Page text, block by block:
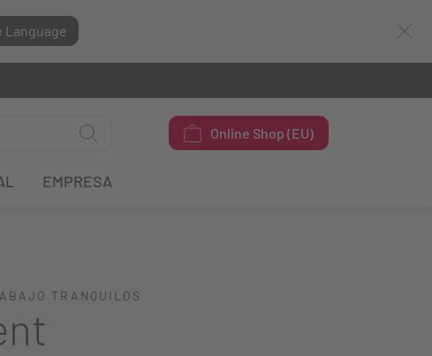
Language
Online Shop (EU)
EMPRESA
TRANQUILOS